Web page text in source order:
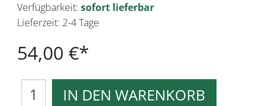
Verfügbarkeit: sofort lieferbar
Lieferzeit: 2-4 Tage
54,00 €
IN DEN WARENKORB